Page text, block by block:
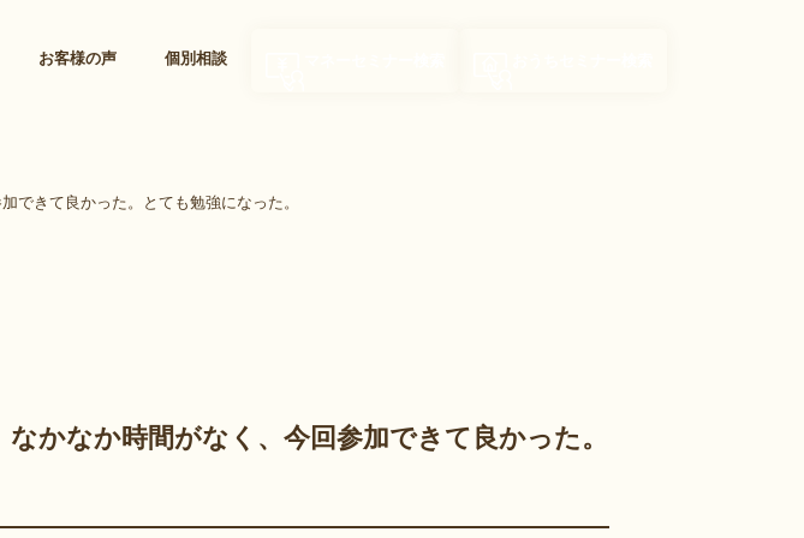
お客様の声 個別相談
できて良かった。とても勉強になった。
かなか時間がなく、今回参加できて良かった。